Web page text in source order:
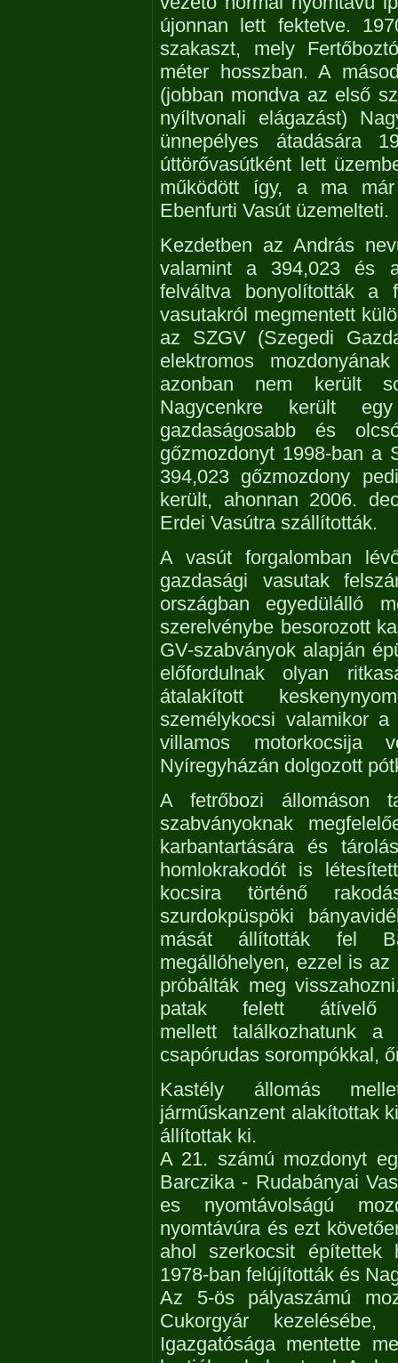
újonnan lett fektetve.
szakaszt, mely
méter hosszban. A
(jobban mondva az első
nyíltvonali elágazást)
ünnepélyes átadására
úttörővasútként lett
működött így, a ma
Ebenfurti Vasút üzemelteti.
Kezdetben az András
valamint a 394,023 és
felváltva bonyolították a
vasutakról megmentett
az SZGV (Szegedi
elektromos
azonban nem került
Nagycenkre került
gazdaságosabb és
gőzmozdonyt 1998-ban a
394,023 gőzmozdony
került, ahonnan 2006.
Erdei Vasútra szállították.
A vasút forgalomban
gazdasági vasutak
országban egyedülálló
szerelvénybe besorozott
GV-szabványok alapján
előfordulnak olyan
átalakított
személykocsi valamikor
villamos motorkocsija
Nyíregyházán dolgozott
A fetrőbozi állomáson
szabványoknak
karbantartására és
homlokrakodót is
kocsira történő
szurdokpüspöki
mását állították fel
megállóhelyen, ezzel is
próbálták meg
patak felett
mellett találkozhatunk a
csapórudas sorompókkal,
Kastély állomás
járműskanzent alakítottak
állítottak ki.
A 21. számú mozdonyt
Barczika - Rudabányai
es nyomtávolságú
nyomtávúra és ezt
ahol szerkocsit építettek
1978-ban felújították és
Az 5-ös pályaszámú
Cukorgyár
Igazgatósága mentette